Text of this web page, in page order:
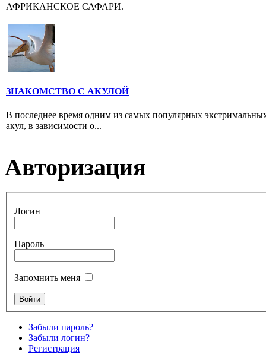
АФРИКАНСКОЕ САФАРИ.
ЗНАКОМСТВО С АКУЛОЙ
В последнее время одним из самых популярных
акул, в зависимости о...
Авторизация
Логин
Пароль
Запомнить меня
Забыли пароль?
Забыли логин?
Регистрация